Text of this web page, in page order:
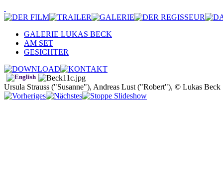
GALERIE LUKAS BECK
AM SET
GESICHTER
Ursula Strauss ("Susanne"), Andreas Lust ("Robert"), © Lukas Beck